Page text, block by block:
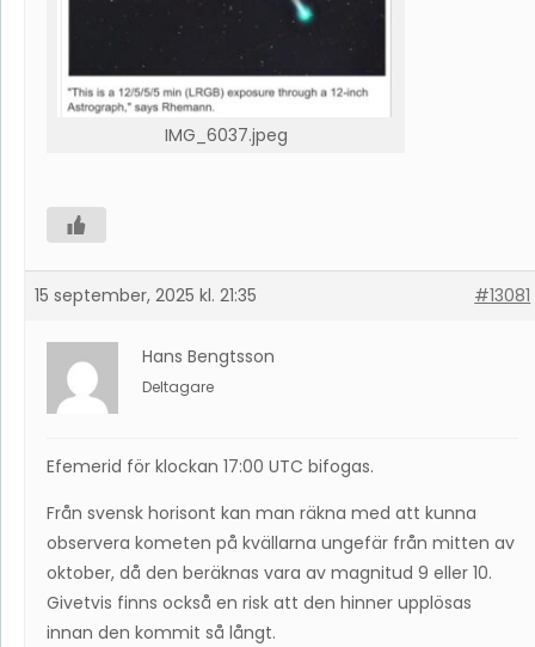
IMG_6037.jpeg
15 september, 2025 kl. 21:35 #13081
Hans Bengtsson
Deltagare
Efemerid för klockan 17:00 UTC bifogas.
Från svensk horisont kan man räkna med att kunna
observera kometen på kvällarna ungefär från mitten av
oktober, då den beräknas vara av magnitud 9 eller 10.
Givetvis finns också en risk att den hinner upplösas
innan den kommit så långt.